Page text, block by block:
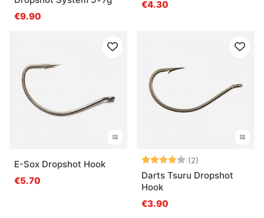
€9.90
€4.30
E-Sox Dropshot Hook
€5.70
Bewertung:(2)
Darts Tsuru Dropshot
Hook
€3.90